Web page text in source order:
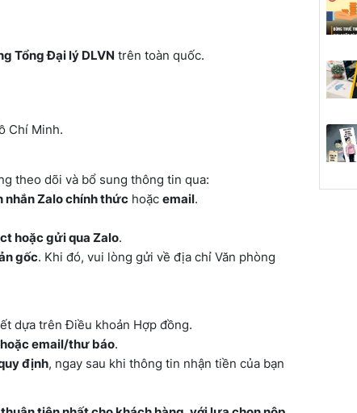
Tổng Đại lý DLVN trên toàn quốc.
Chí Minh.
theo dõi và bổ sung thông tin qua:
nhắn Zalo chính thức hoặc email.
hoặc gửi qua Zalo.
gốc. Khi đó, vui lòng gửi về địa chỉ Văn phòng
dựa trên Điều khoản Hợp đồng.
email/thư báo.
định, ngay sau khi thông tin nhận tiền của bạn